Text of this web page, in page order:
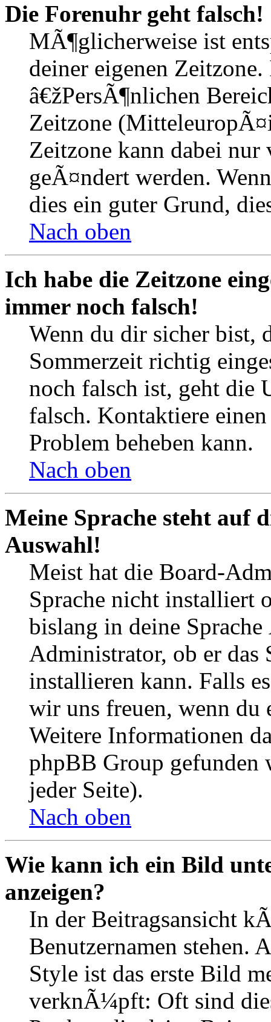
Die Forenuhr geht falsch!
MÃ¶glicherweise ist
deiner eigenen
â€žPersÃ¶nlichen
Zeitzone
Zeitzone kann dabei
geÃ¤ndert werden.
dies ein guter Grund,
Nach oben
Ich habe die Zeitzone
immer noch falsch!
Wenn du dir sicher bist,
Sommerzeit richtig
noch falsch ist, geht die
falsch. Kontaktiere
Problem beheben kann.
Nach oben
Meine Sprache steht auf
Auswahl!
Meist hat die Board-
Sprache nicht installiert
bislang in deine
Administrator, ob er das
installieren kann. Falls
wir uns freuen, wenn
Weitere Informationen
phpBB Group gefunden
jeder Seite).
Nach oben
Wie kann ich ein Bild
anzeigen?
In der Beitragsansicht
Benutzernamen stehen.
Style ist das erste Bild
verknÃ¼pft: Oft sind